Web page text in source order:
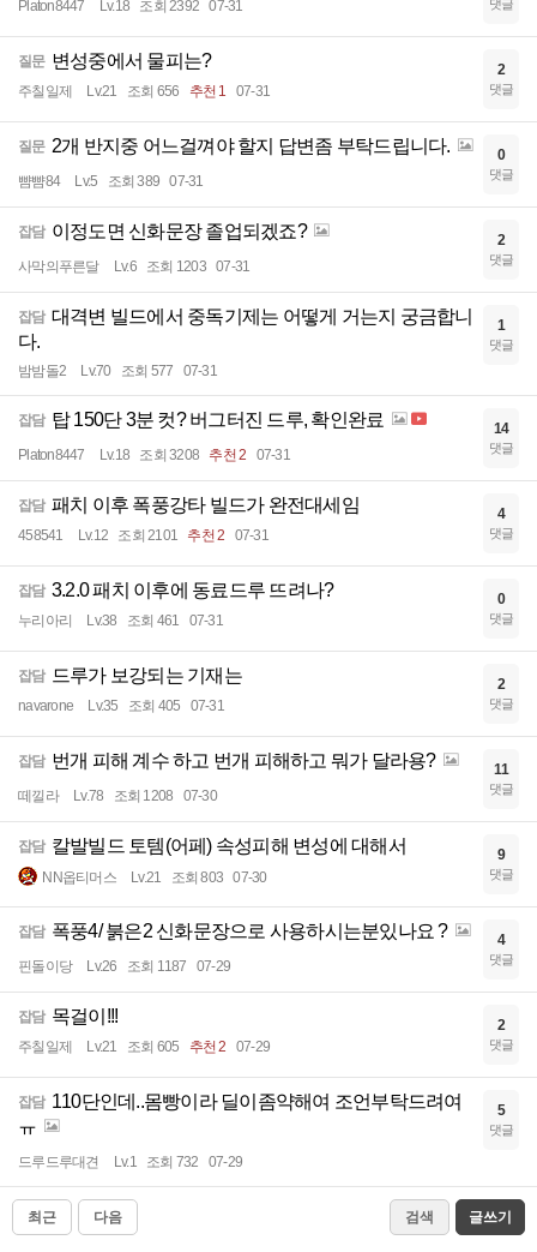
Platon8447 Lv.18 조회 2392 07-31 댓글
질문 변성중에서 물피는?
주칠일제 Lv.21 조회 656 추천 1 07-31
2
댓글
질문 2개 반지중 어느걸껴야 할지 답변좀 부탁드립니다.
뺨뺨84 Lv.5 조회 389 07-31
0
댓글
잡담 이정도면 신화문장 졸업되겠죠?
사막의푸른달 Lv.6 조회 1203 07-31
2
댓글
잡담 대격변 빌드에서 중독기제는 어떻게 거는지 궁금합니
다.
밤밤돌2 Lv.70 조회 577 07-31
1
댓글
잡담 탑 150단 3분 컷? 버그터진 드루, 확인완료
Platon8447 Lv.18 조회 3208 추천 2 07-31
14
댓글
잡담 패치 이후 폭풍강타 빌드가 완전대세임
458541 Lv.12 조회 2101 추천 2 07-31
4
댓글
잡담 3.2.0 패치 이후에 동료드루 뜨려나?
누리아리 Lv.38 조회 461 07-31
0
댓글
잡담 드루가 보강되는 기재는
navarone Lv.35 조회 405 07-31
2
댓글
잡담 번개 피해 계수 하고 번개 피해하고 뭐가 달라용?
떼낄라 Lv.78 조회 1208 07-30
11
댓글
잡담 칼발빌드 토템(어페) 속성피해 변성에 대해서
NN옵티머스 Lv.21 조회 803 07-30
9
댓글
잡담 폭풍4/ 붉은2 신화문장으로 사용하시는분있나요 ?
핀돌이당 Lv.26 조회 1187 07-29
4
댓글
잡담 목걸이!!!
주칠일제 Lv.21 조회 605 추천 2 07-29
2
댓글
잡담 110단인데..몸빵이라 딜이좀약해여 조언부탁드려여
ㅠ
드루드루대견 Lv.1 조회 732 07-29
5
댓글
최근 다음 검색 글쓰기